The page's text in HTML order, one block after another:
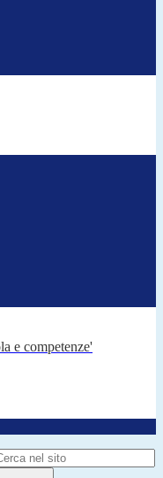
e competenze'